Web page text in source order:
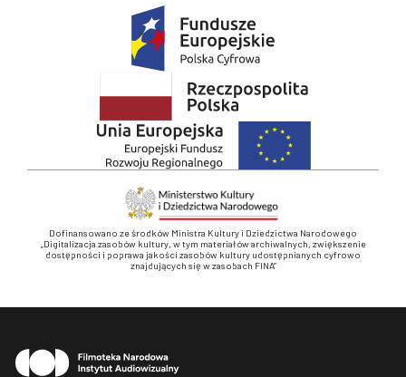
Dofinansowano ze środków Ministra Kultury i Dziedzictwa Narodowego
„Digitalizacja zasobów kultury, w tym materiałów archiwalnych, zwiększenie
dostępności i poprawa jakości zasobów kultury udostępnianych cyfrowo
znajdujących się w zasobach FINA”